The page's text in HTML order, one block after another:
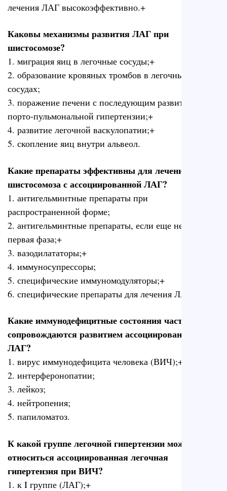
лечения ЛАГ высокоэффективно.+
Каковы механизмы развития ЛАГ при
шистосомозе?
1. миграция яиц в легочные сосуды;+
2. образование кровяных тромбов в легочных
сосудах;
3. поражение печени с последующим развитием
порто-пульмональной гипертензии;+
4. развитие легочной васкулопатии;+
5. скопление яиц внутри альвеол.
Какие препараты эффективны для лечения
шистосомоза с ассоциированной ЛАГ?
1. антигельминтные препараты при
распространенной форме;
2. антигельминтные препараты, если еще не прошла
первая фаза;+
3. вазодилататоры;+
4. иммуносупрессоры;
5. специфические иммуномодуляторы;+
6. специфические препараты для лечения ЛАГ.+
Какие иммунодефицитные состояния часто
сопровождаются развитием ассоциированной
ЛАГ?
1. вирус иммунодефицита человека (ВИЧ);+
2. интерферонопатии;
3. лейкоз;
4. нейтропения;
5. папиломатоз.
К какой группе легочной гипертензии может
относиться ассоциированная легочная
гипертензия при ВИЧ?
1. к I группе (ЛАГ);+